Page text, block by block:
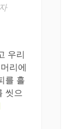
우리
리에
를 흘
씻으